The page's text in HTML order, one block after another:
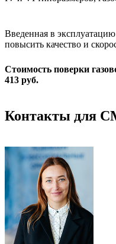
Введенная в
повысить качество и
Стоимость поверки
413 руб.
Контакты для